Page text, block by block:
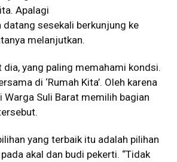
Apalagi
datang sesekali berkunjung ke
melanjutkan.
dia, yang paling memahami kondsi.
di ‘Rumah Kita’. Oleh karena
Warga Suli Barat memilih bagian
yang terbaik itu adalah pilihan
akal dan budi pekerti. “Tidak